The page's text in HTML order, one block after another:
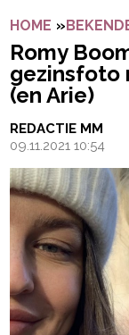
HOME »
Romy
gezinsfoto
(en Arie)
REDACTIE MM
09.11.2021 10:54